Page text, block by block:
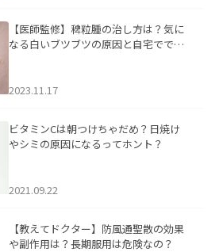
【医師監修】稗粒腫の治し方は？気に
なる白いブツブツの原因と自宅ででき
2023.11.17
ビタミンCは朝つけちゃだめ？日焼け
やシミの原因になるってホント？
2021.09.22
【教えてドクター】防風通聖散の効果
や副作用は？長期服用は危険なの？